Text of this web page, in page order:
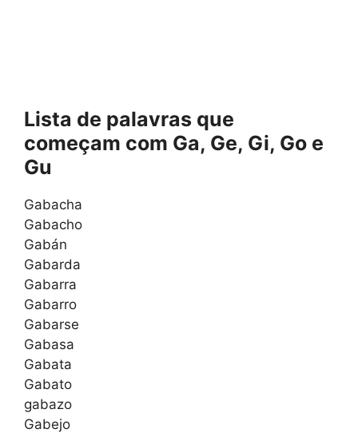
Lista de palavras que
começam com Ga, Ge, Gi, Go e
Gu
Gabacha
Gabacho
Gabán
Gabarda
Gabarra
Gabarro
Gabarse
Gabasa
Gabata
Gabato
gabazo
Gabejo